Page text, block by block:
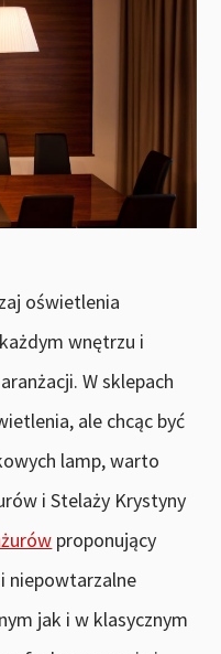
oświetlenia
wnętrzu i
W sklepach
ale chcąc być
lamp, warto
i Stelaży Krystyny
proponujący
niepowtarzalne
jak i w klasycznym